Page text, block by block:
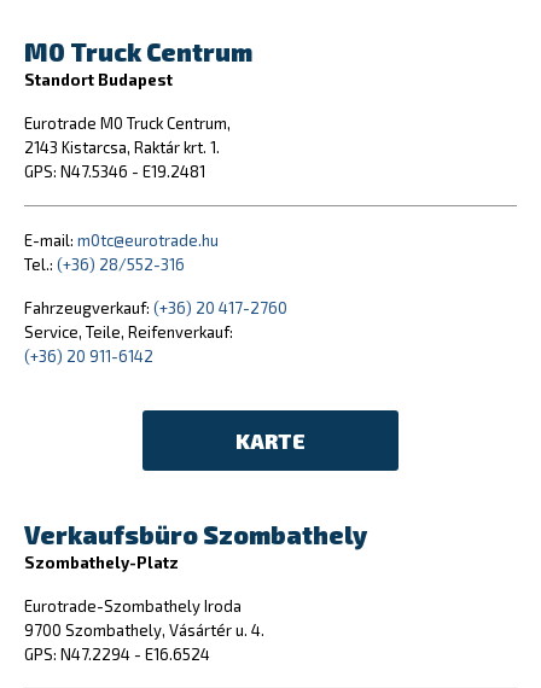
M0 Truck Centrum
Standort Budapest
Eurotrade M0 Truck Centrum,
2143 Kistarcsa, Raktár krt. 1.
GPS: N47.5346 - E19.2481
E-mail: m0tc@eurotrade.hu
Tel.: (+36) 28/552-316
Fahrzeugverkauf: (+36) 20 417-2760
Service, Teile, Reifenverkauf:
(+36) 20 911-6142
KARTE
Verkaufsbüro Szombathely
Szombathely-Platz
Eurotrade-Szombathely Iroda
9700 Szombathely, Vásártér u. 4.
GPS: N47.2294 - E16.6524